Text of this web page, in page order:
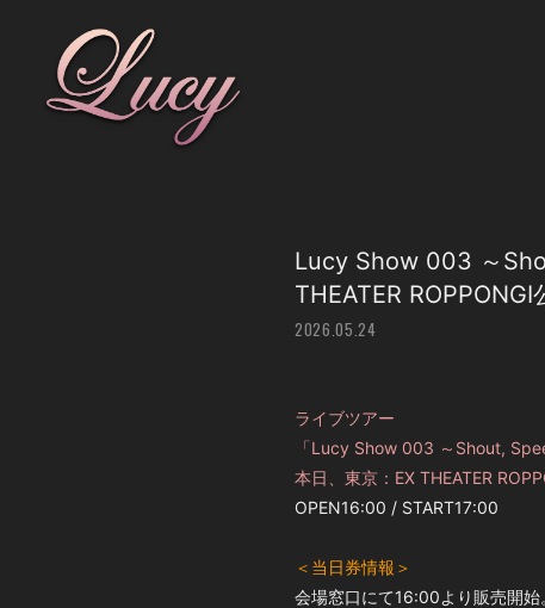
Lucy Show 003 ～
THEATER ROPPONGI
2026.05.24
ライブツアー
「Lucy Show 003 ～Shout,
本日、東京：EX THEATER
OPEN16:00 / START17:00
＜当日券情報＞
会場窓口にて16:00より販売開始